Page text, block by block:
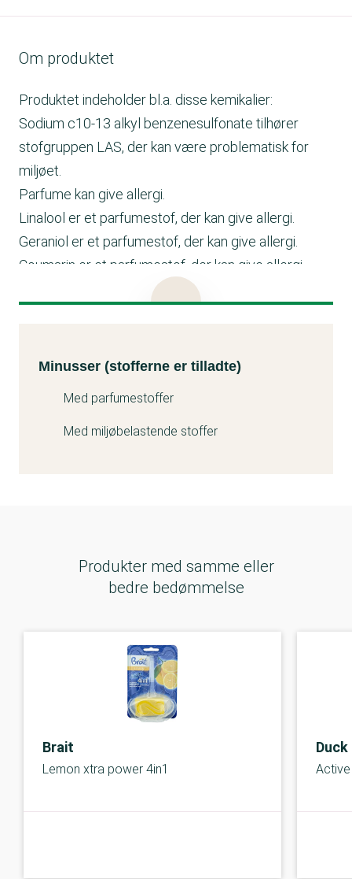
Om produktet
Produktet indeholder bl.a. disse kemikalier:
Sodium c10-13 alkyl benzenesulfonate tilhører
stofgruppen LAS, der kan være problematisk for
miljøet.
Parfume kan give allergi.
Linalool er et parfumestof, der kan give allergi.
Geraniol er et parfumestof, der kan give allergi.
Coumarin er et parfumestof, der kan give allergi.
Citral er et parfumestof, der kan give allergi.
Minusser (stofferne er tilladte)
Med parfumestoffer
Med miljøbelastende stoffer
Produkter med samme eller
bedre bedømmelse
Brait
Lemon xtra power 4in1
Duck
Active